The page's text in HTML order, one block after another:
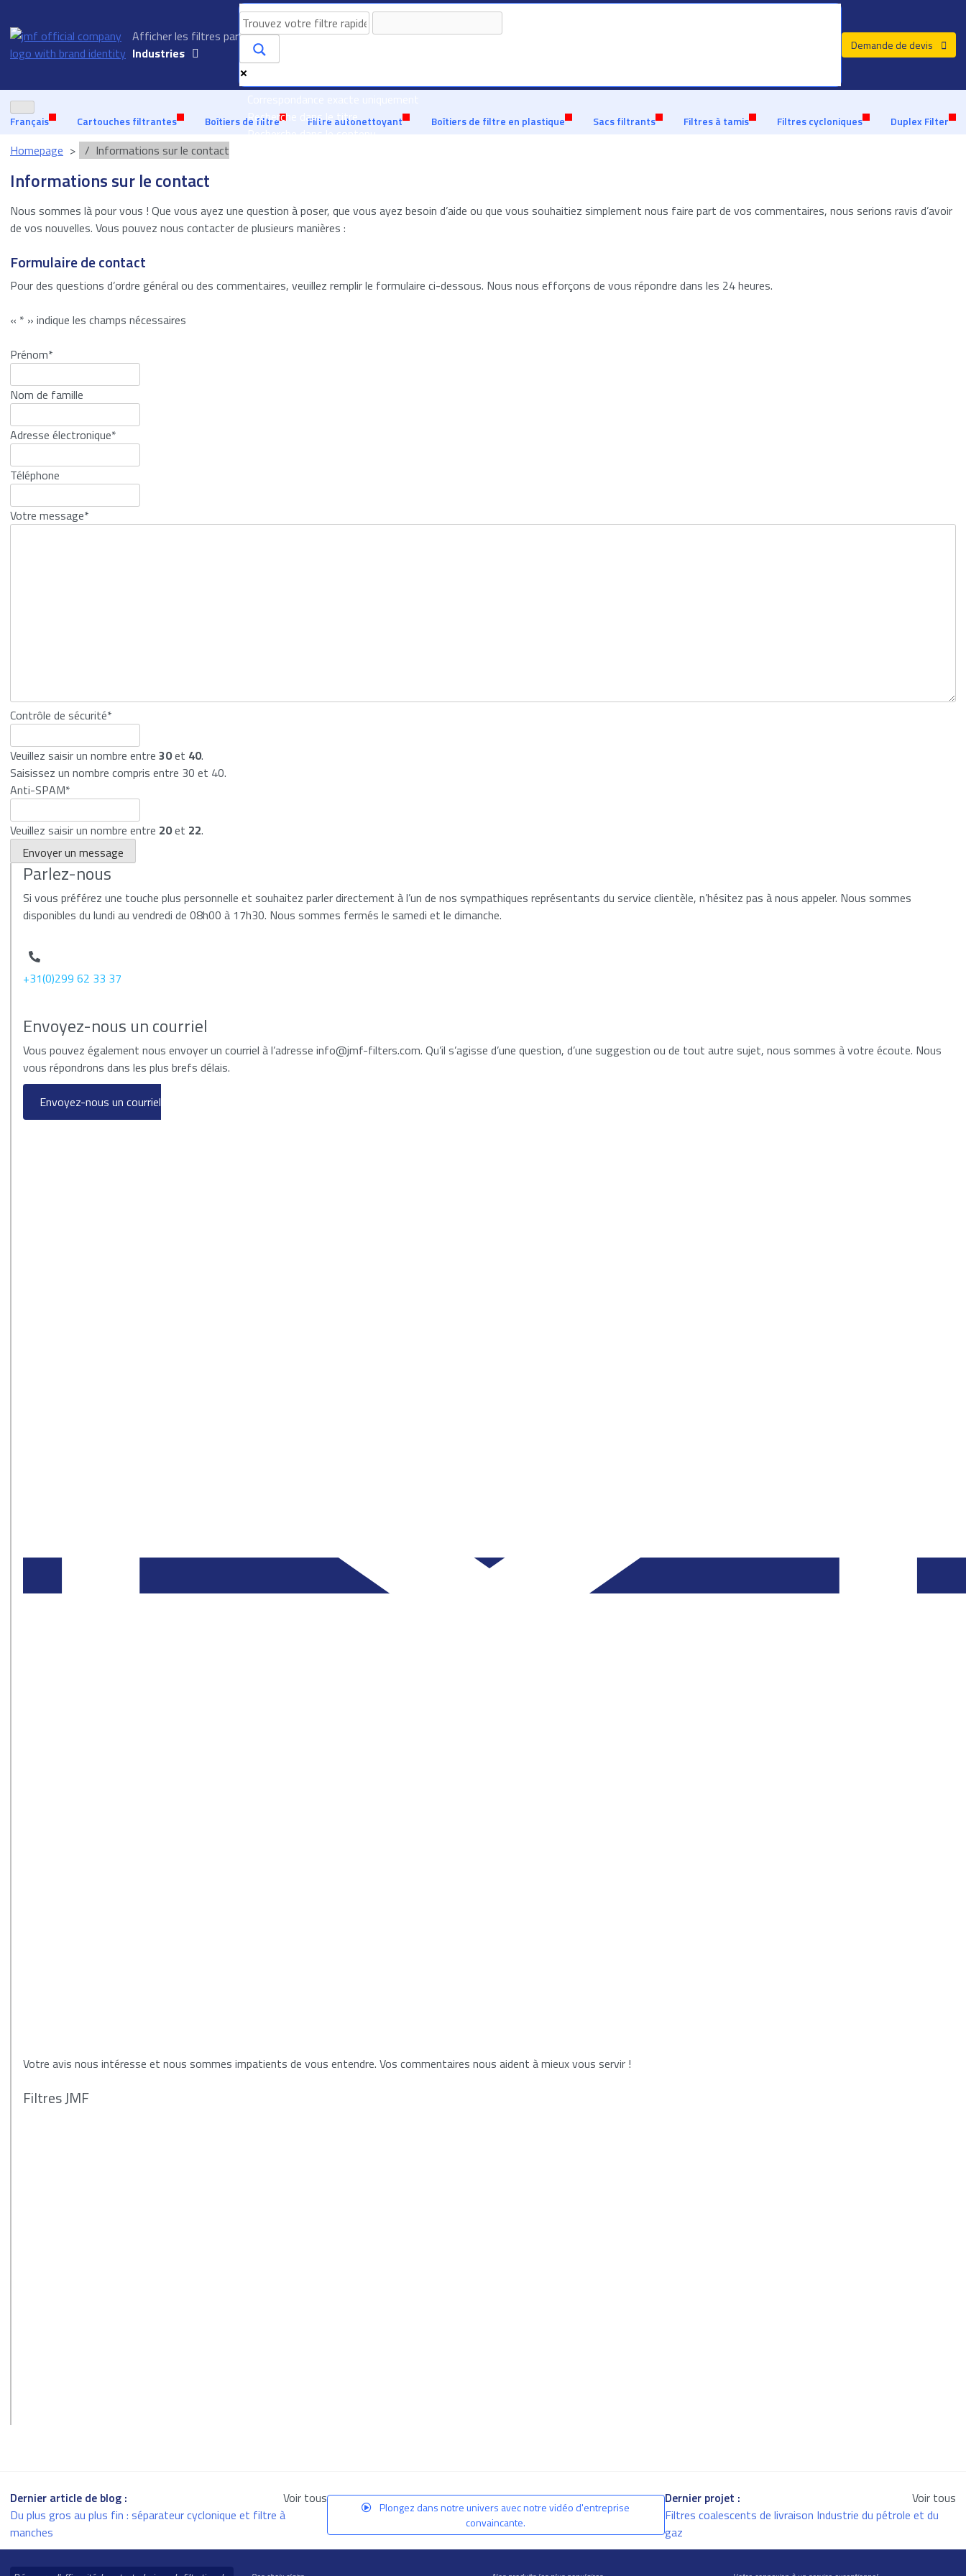
Afficher les filtres par
Industries
automobile
Alimentation et
boissons
Filtration des
liquides
Offshore
Pétrole et gaz
Recherche dans le titre
Demande de devis
Français Cartouches filtrantes Boîtiers de filtre Filtre autonettoyant Boîtiers de filtre en plastique Sacs filtrants Filtres à tamis Filtres cycloniques Duplex Filter
Fabriqué en Europe, une expérience de qualité
Livraison rapide grâce à notre large inventaire Tirer parti de 30 ans d'expérience
Conseils personnalisés d'un spécialiste des
A propos de
Informations sur le
Homepage Informations sur le contact
Informations sur le contact
Nous sommes là pour vous ! Que vous ayez une question à poser, que vous ayez besoin d’aide ou que vous souhaitiez simplement nous faire part de vos commentaires, nous serions ravis d’avoir
de vos nouvelles. Vous pouvez nous contacter de plusieurs manières :
Formulaire de contact
Pour des questions d’ordre général ou des commentaires, veuillez remplir le formulaire ci-dessous. Nous nous efforçons de vous répondre dans les 24 heures.
« * » indique les champs nécessaires
Prénom*
Nom de famille
Adresse électronique*
Téléphone
Votre message*
Contrôle de sécurité*
Veuillez saisir un nombre entre 30et 40.
Saisissez un nombre compris entre 30 et 40.
Anti-SPAM*
Veuillez saisir un nombre entre 20et 22.
Envoyer un message
Parlez-nous
Si vous préférez une touche plus personnelle et souhaitez parler directement à l’un de nos sympathiques représentants du service clientèle, n’hésitez pas à nous appeler. Nous sommes
disponibles du lundi au vendredi de 08h00 à 17h30. Nous sommes fermés le samedi et le dimanche.
+31(0)299 62 33 37
Envoyez-nous un courriel
Vous pouvez également nous envoyer un courriel à l’adresse info@jmf-filters.com. Qu’il s’agisse d’une question, d’une suggestion ou de tout autre sujet, nous sommes à votre écoute. Nous
vous répondrons dans les plus brefs délais.
Envoyez-nous un courriel
Votre avis nous intéresse et nous sommes impatients de vous entendre. Vos commentaires nous aident à mieux vous servir !
Filtres JMF
Dernier article de blog :
Voir tous
Du plus gros au plus fin : séparateur cyclonique et filtre à
manches
Plongez dans notre univers avec notre vidéo d'entreprise
convaincante.
Dernier projet :
Voir tous
Filtres coalescents de livraison Industrie du pétrole et du
gaz